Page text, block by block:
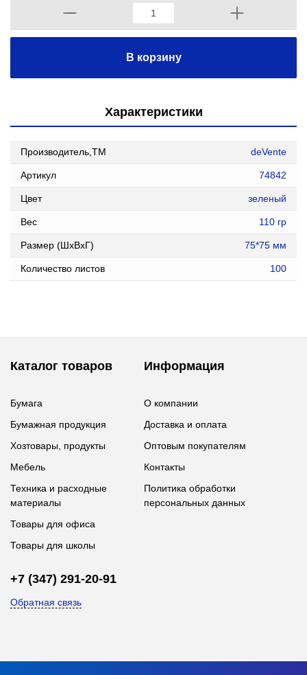
В корзину
Характеристики
Производитель,ТМ deVente
Артикул 74842
Цвет зеленый
Вес 110 гр
Размер (ШxВxГ) 75*75 мм
Количество листов 100
Каталог товаров
Бумага
Бумажная продукция
Хозтовары, продукты
Мебель
Техника и расходные
материалы
Товары для офиса
Товары для школы
Информация
О компании
Доставка и оплата
Оптовым покупателям
Контакты
Политика обработки
персональных данных
+7 (347) 291-20-91
Обратная связь